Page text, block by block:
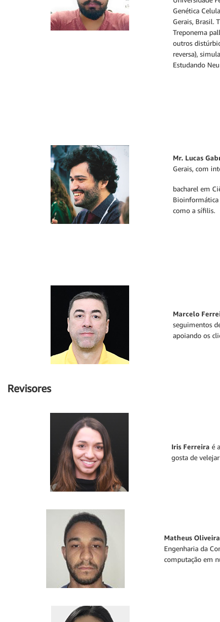
Genética
Gerais, Brasil.
Treponema
outros
reversa),
Estudando
Mr. Lucas
Gerais, com
bacharel em
Bioinformática
como a sífilis.
Marcelo
seguimentos
apoiando os
Revisores
Iris Ferreira é
gosta de
Matheus Oliveira
Engenharia da
computação em